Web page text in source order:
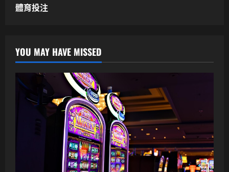
體育投注
YOU MAY HAVE MISSED